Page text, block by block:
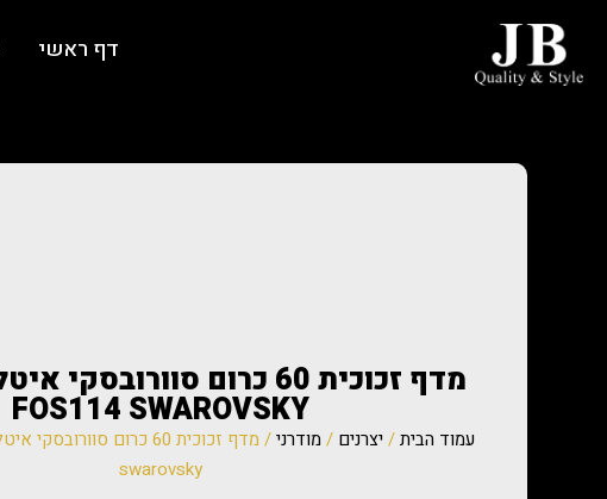
דף ראשי
FOS114 SWAROVSKY
עמוד הבית/ יצרנים / מודרני
swarovsky